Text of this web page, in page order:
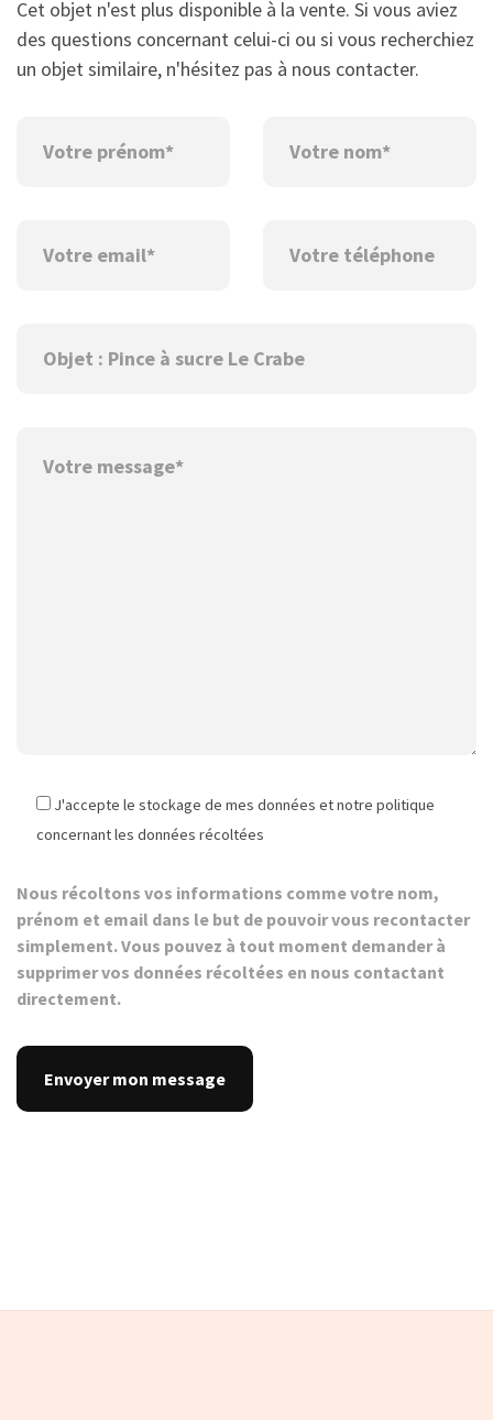
Cet objet n'est plus disponible à la vente. Si vous aviez
des questions concernant celui-ci ou si vous recherchiez
un objet similaire, n'hésitez pas à nous contacter.
J'accepte le stockage de mes données et notre politique
concernant les données récoltées
Nous récoltons vos informations comme votre nom,
prénom et email dans le but de pouvoir vous recontacter
simplement. Vous pouvez à tout moment demander à
supprimer vos données récoltées en nous contactant
directement.